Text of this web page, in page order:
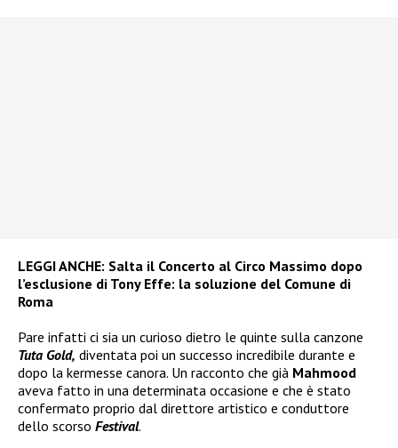
LEGGI ANCHE: Salta il Concerto al Circo Massimo dopo
l’esclusione di Tony Effe: la soluzione del Comune di
Roma
Pare infatti ci sia un curioso dietro le quinte sulla canzone
Tuta Gold, diventata poi un successo incredibile durante e
dopo la kermesse canora. Un racconto che già Mahmood
aveva fatto in una determinata occasione e che è stato
confermato proprio dal direttore artistico e conduttore
dello scorso Festival.